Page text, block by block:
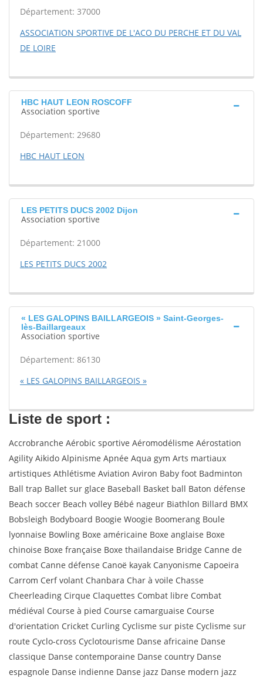
Département: 37000
ASSOCIATION SPORTIVE DE L'ACO DU PERCHE ET DU VAL
DE LOIRE
HBC HAUT LEON ROSCOFF
Association sportive
Département: 29680
HBC HAUT LEON
LES PETITS DUCS 2002 Dijon
Association sportive
Département: 21000
LES PETITS DUCS 2002
« LES GALOPINS BAILLARGEOIS » Saint-Georges-
lès-Baillargeaux
Association sportive
Département: 86130
« LES GALOPINS BAILLARGEOIS »
Liste de sport :
Accrobranche Aérobic sportive Aéromodélisme Aérostation
Agility Aikido Alpinisme Apnée Aqua gym Arts martiaux
artistiques Athlétisme Aviation Aviron Baby foot Badminton
Ball trap Ballet sur glace Baseball Basket ball Baton défense
Beach soccer Beach volley Bébé nageur Biathlon Billard BMX
Bobsleigh Bodyboard Boogie Woogie Boomerang Boule
lyonnaise Bowling Boxe américaine Boxe anglaise Boxe
chinoise Boxe française Boxe thaïlandaise Bridge Canne de
combat Canne défense Canoë kayak Canyonisme Capoeira
Carrom Cerf volant Chanbara Char à voile Chasse
Cheerleading Cirque Claquettes Combat libre Combat
médiéval Course à pied Course camarguaise Course
d'orientation Cricket Curling Cyclisme sur piste Cyclisme sur
route Cyclo-cross Cyclotourisme Danse africaine Danse
classique Danse contemporaine Danse country Danse
espagnole Danse indienne Danse jazz Danse modern jazz